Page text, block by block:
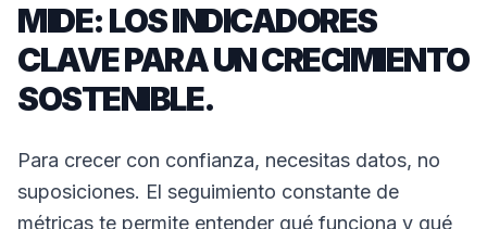
MIDE: LOS INDICADORES
CLAVE PARA UN CRECIMIENTO
SOSTENIBLE.
Para crecer con confianza, necesitas datos, no
suposiciones. El seguimiento constante de
métricas te permite entender qué funciona y qué